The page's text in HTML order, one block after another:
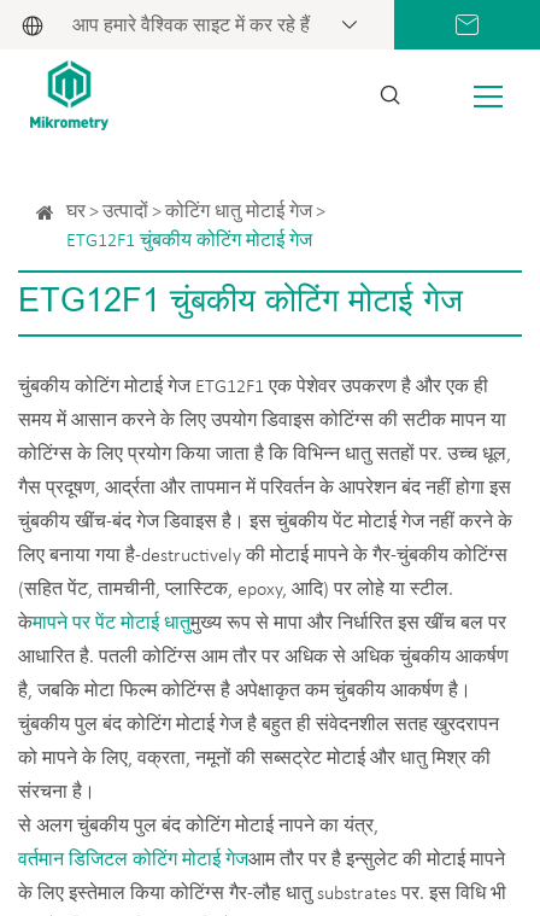
आप हमारे वैश्विक साइट में कर रहे हैं
घर उत्पादों
कोटिंग धातु मोटाई गेज
ETG12F1 चुंबकीय कोटिंग मोटाई गेज
ETG12F1 चुंबकीय कोटिंग मोटाई गेज
चुंबकीय कोटिंग मोटाई गेज ETG12F1 एक पेशेवर उपकरण है और एक ही
समय में आसान करने के लिए उपयोग डिवाइस कोटिंग्स की सटीक मापन या
कोटिंग्स के लिए प्रयोग किया जाता है कि विभिन्न धातु सतहों पर. उच्च धूल,
गैस प्रदूषण, आर्द्रता और तापमान में परिवर्तन के आपरेशन बंद नहीं होगा इस
चुंबकीय खींच-बंद गेज डिवाइस है। इस चुंबकीय पेंट मोटाई गेज नहीं करने के
लिए बनाया गया है-destructively की मोटाई मापने के गैर-चुंबकीय कोटिंग्स
(सहित पेंट, तामचीनी, प्लास्टिक, epoxy, आदि) पर लोहे या स्टील.
केमापने पर पेंट मोटाई धातुमुख्य रूप से मापा और निर्धारित इस खींच बल पर
आधारित है. पतली कोटिंग्स आम तौर पर अधिक से अधिक चुंबकीय आकर्षण
है, जबकि मोटा फिल्म कोटिंग्स है अपेक्षाकृत कम चुंबकीय आकर्षण है।
चुंबकीय पुल बंद कोटिंग मोटाई गेज है बहुत ही संवेदनशील सतह खुरदरापन
को मापने के लिए, वक्रता, नमूनों की सब्सट्रेट मोटाई और धातु मिश्र की
संरचना है।
से अलग चुंबकीय पुल बंद कोटिंग मोटाई नापने का यंत्र,
वर्तमान डिजिटल कोटिंग मोटाई गेजआम तौर पर है इन्सुलेट की मोटाई मापने
के लिए इस्तेमाल किया कोटिंग्स गैर-लौह धातु substrates पर. इस विधि भी